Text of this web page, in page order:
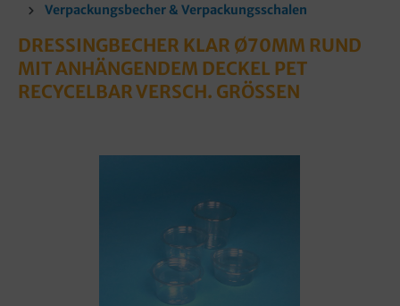
Verpackungsbecher & Verpackungsschalen
DRESSINGBECHER KLAR Ø70MM RUND
MIT ANHÄNGENDEM DECKEL PET
RECYCELBAR VERSCH. GRÖSSEN